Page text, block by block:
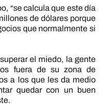
“se calcula que este día
de dólares porque
que normalmente si
el miedo, la gente
fuera de su zona de
a los que les da medio
quedar con un buen